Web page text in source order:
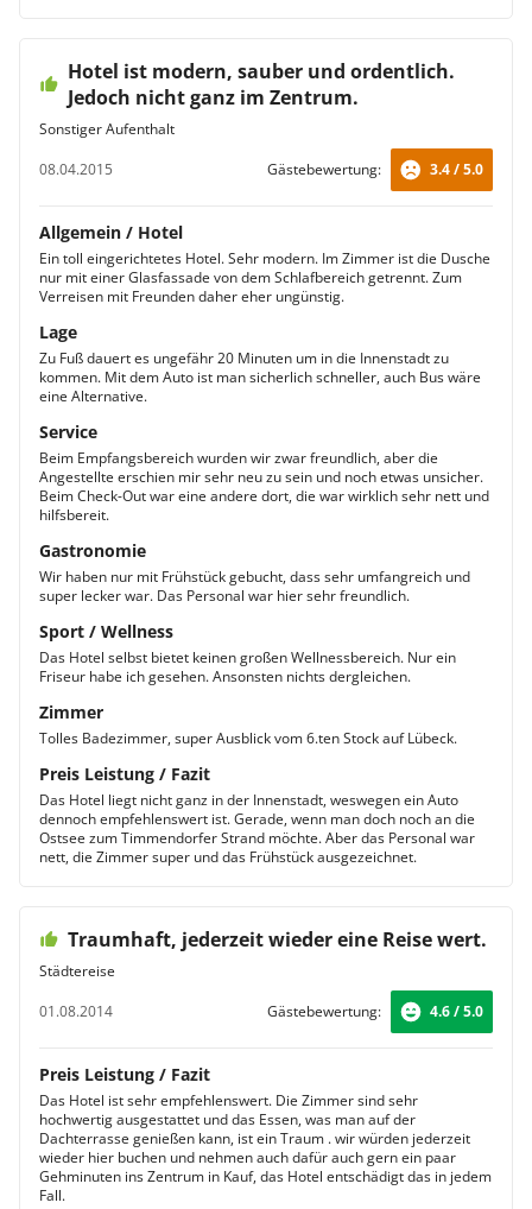
Hotel ist modern, sauber und ordentlich.
Jedoch nicht ganz im Zentrum.
Sonstiger Aufenthalt
08.04.2015
Gästebewertung: 3.4 / 5.0
Allgemein / Hotel
Ein toll eingerichtetes Hotel. Sehr modern. Im Zimmer ist die Dusche
nur mit einer Glasfassade von dem Schlafbereich getrennt. Zum
Verreisen mit Freunden daher eher ungünstig.
Lage
Zu Fuß dauert es ungefähr 20 Minuten um in die Innenstadt zu
kommen. Mit dem Auto ist man sicherlich schneller, auch Bus wäre
eine Alternative.
Service
Beim Empfangsbereich wurden wir zwar freundlich, aber die
Angestellte erschien mir sehr neu zu sein und noch etwas unsicher.
Beim Check-Out war eine andere dort, die war wirklich sehr nett und
hilfsbereit.
Gastronomie
Wir haben nur mit Frühstück gebucht, dass sehr umfangreich und
super lecker war. Das Personal war hier sehr freundlich.
Sport / Wellness
Das Hotel selbst bietet keinen großen Wellnessbereich. Nur ein
Friseur habe ich gesehen. Ansonsten nichts dergleichen.
Zimmer
Tolles Badezimmer, super Ausblick vom 6.ten Stock auf Lübeck.
Preis Leistung / Fazit
Das Hotel liegt nicht ganz in der Innenstadt, weswegen ein Auto
dennoch empfehlenswert ist. Gerade, wenn man doch noch an die
Ostsee zum Timmendorfer Strand möchte. Aber das Personal war
nett, die Zimmer super und das Frühstück ausgezeichnet.
Traumhaft, jederzeit wieder eine Reise wert.
Städtereise
01.08.2014
Gästebewertung: 4.6 / 5.0
Preis Leistung / Fazit
Das Hotel ist sehr empfehlenswert. Die Zimmer sind sehr
hochwertig ausgestattet und das Essen, was man auf der
Dachterrasse genießen kann, ist ein Traum . wir würden jederzeit
wieder hier buchen und nehmen auch dafür auch gern ein paar
Gehminuten ins Zentrum in Kauf, das Hotel entschädigt das in jedem
Fall.